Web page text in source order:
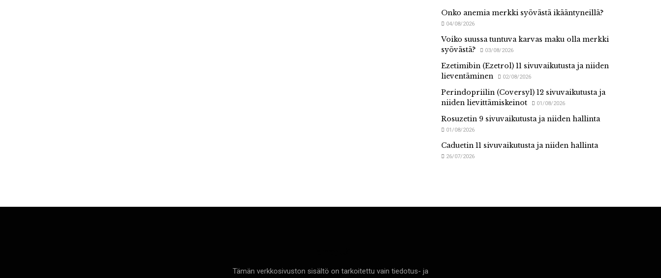
Onko anemia merkki syövästä ikääntyneillä?
04/08/2026
Voiko suussa tuntuva karvas maku olla merkki
syövästä?
03/08/2026
Ezetimibin (Ezetrol) 11 sivuvaikutusta ja niiden
lieventäminen
02/08/2026
Perindopriilin (Coversyl) 12 sivuvaikutusta ja
niiden lievittämiskeinot
01/08/2026
Rosuzetin 9 sivuvaikutusta ja niiden hallinta
01/08/2026
Caduetin 11 sivuvaikutusta ja niiden hallinta
26/07/2026
Tämän verkkosivuston sisältö on tarkoitettu vain tiedotus- ja